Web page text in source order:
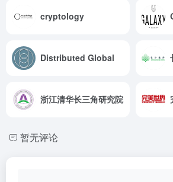
cryptology
Distributed Global
浙江清华长三角研究院
暂无评论